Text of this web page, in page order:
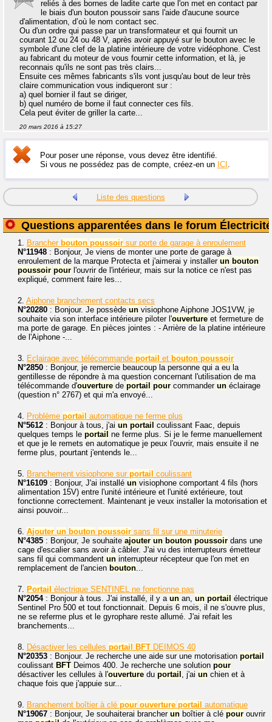
reliés à des bornes de ladite carte que l'on met en contact par
le biais d'un bouton poussoir sans l'aide d'aucune source
d'alimentation, d’où le nom contact sec.
Ou d'un ordre qui passe par un transformateur et qui fournit un
courant 12 ou 24 ou 48 V, après avoir appuyé sur le bouton avec le
symbole d'une clef de la platine intérieure de votre vidéophone. C'est
au fabricant du moteur de vous fournir cette information, et là, je
reconnais qu'ils ne sont pas très clairs...
Ensuite ces mêmes fabricants s'ils vont jusqu'au bout de leur très
claire communication vous indiqueront sur :
a) quel bornier il faut se diriger,
b) quel numéro de borne il faut connecter ces fils.
Cela peut éviter de griller la carte...
20 mars 2016 à 15:27
Pour poser une réponse, vous devez être identifié.
Si vous ne possédez pas de compte, créez-en un ICI .
Liste des questions
Questions apparentées dans le forum Électricité
1. Brancher bouton poussoir sur porte de garage à enroulement
N°11948 : Bonjour, Je viens de monter une porte de garage à
enroulement de la marque Protecta et j'aimerai y installer un bouton
poussoir pour l'ouvrir de l'intérieur, mais sur la notice ce n'est pas
expliqué, comment faire les...
2. Aiphone branchement contacts secs
N°20280 : Bonjour. Je possède un visiophone Aiphone JOS1VW, je
souhaite via son interface intérieure piloter l'ouverture et fermeture de
ma porte de garage. En pièces jointes : - Arrière de la platine intérieure
de l'Aiphone -...
3. Eclairage avec télécommande portail et bouton poussoir
N°2850 : Bonjour, je remercie beaucoup la personne qui a eu la
gentillesse de répondre à ma question concernant l'utilisation de ma
télécommande d'ouverture de portail pour commander un éclairage
(question n° 2767) et qui m'a envoyé...
4. Problème portail automatique ne ferme plus
N°5612 : Bonjour à tous, j'ai un portail coulissant Faac, depuis
quelques temps le portail ne ferme plus. Si je le ferme manuellement
et que je le remets en automatique je peux l'ouvrir, mais ensuite il ne
ferme plus, pourtant j'entends le...
5. Branchement visiophone sur portail coulissant
N°16109 : Bonjour, J'ai installé un visiophone comportant 4 fils (hors
alimentation 15V) entre l'unité intérieure et l'unité extérieure, tout
fonctionne correctement. Maintenant je veux installer la motorisation et
ainsi pouvoir...
6. Ajouter un bouton poussoir sans fil sur une minuterie
N°4385 : Bonjour, Je souhaite ajouter un bouton poussoir dans une
cage d'escalier sans avoir à câbler. J'ai vu des interrupteurs émetteur
sans fil qui commandent un interrupteur récepteur que l'on met en
remplacement de l'ancien bouton...
7. Portail électrique SENTINEL ne fonctionne pas
N°2054: Bonjour à tous. J'ai installé, il y a un an, un portail électrique
Sentinel Pro 500 et tout fonctionnait. Depuis 6 mois, il ne s'ouvre plus,
ne se referme plus et le gyrophare reste allumé. J'ai refait les
branchements...
8. Désactiver les cellules portail BFT DEIMOS 40
N°20353 : Bonjour. Je recherche une aide sur une motorisation portail
coulissant BFT Deimos 400. Je recherche une solution pour
désactiver les cellules à l'ouverture du portail , j'ai un chien et à
chaque fois que j'appuie sur...
9. Branchement boîtier à clé pour ouverture portail automatique
N°19067 : Bonjour, Je souhaiterai brancher un boîtier à clé pour ouvrir